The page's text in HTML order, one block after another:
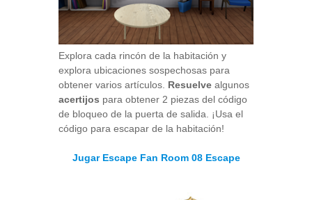
Explora cada rincón de la habitación y
explora ubicaciones sospechosas para
obtener varios artículos. Resuelve algunos
acertijos para obtener 2 piezas del código
de bloqueo de la puerta de salida. ¡Usa el
código para escapar de la habitación!
Jugar Escape Fan Room 08 Escape